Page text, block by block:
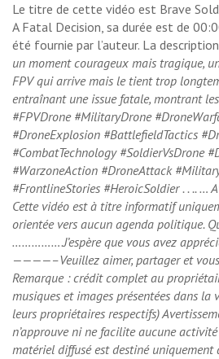
Le titre de cette vidéo est Brave
A Fatal Decision, sa durée est de
été fournie par l’auteur. La
un moment courageux mais tragique,
FPV qui arrive mais le tient trop
entraînant une issue fatale, montrant
#FPVDrone #MilitaryDrone
#DroneExplosion #BattlefieldTactics
#CombatTechnology #SoldierVsDrone
#WarzoneAction #DroneAttack
#FrontlineStories #HeroicSoldier . . .. …
Cette vidéo est à titre informatif
orientée vers aucun agenda politique.
…………….J’espère que vous avez
————–Veuillez aimer, partager et
Remarque : crédit complet au
musiques et images présentées dans
leurs propriétaires respectifs)
n’approuve ni ne facilite aucune
matériel diffusé est destiné uniquement